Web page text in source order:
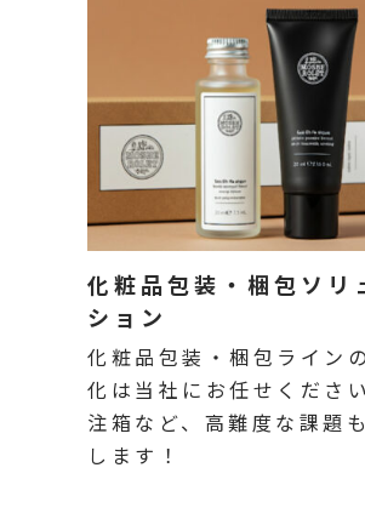
化粧品包装・梱包ソリ
ション
化粧品包装・梱包ライン
化は当社にお任せくださ
注箱など、高難度な課題
します！